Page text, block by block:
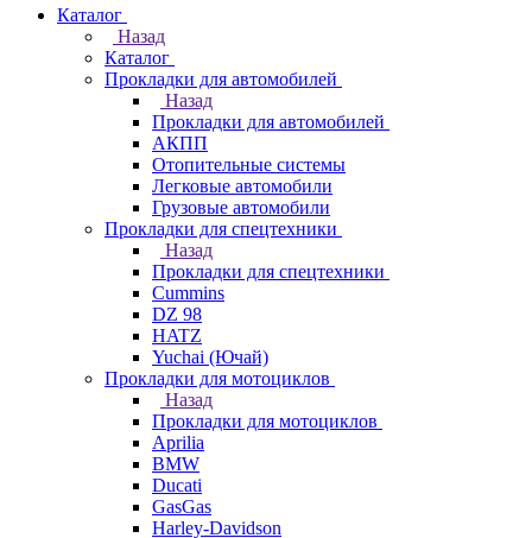
Каталог
Назад
Каталог
Прокладки для автомобилей
Назад
Прокладки для автомобилей
АКПП
Отопительные системы
Легковые автомобили
Грузовые автомобили
Прокладки для спецтехники
Назад
Прокладки для спецтехники
Cummins
DZ 98
HATZ
Yuchai (Ючай)
Прокладки для мотоциклов
Назад
Прокладки для мотоциклов
Aprilia
BMW
Ducati
GasGas
Harley-Davidson